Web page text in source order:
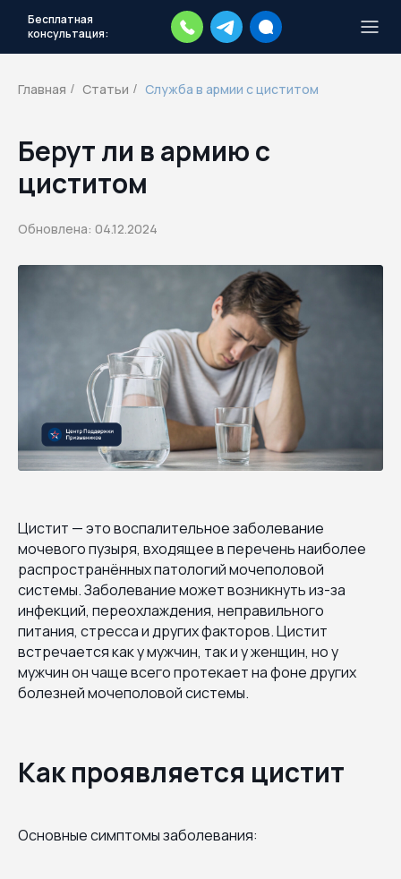
Бесплатная
консультация:
Главная / Статьи / Служба в армии с циститом
Берут ли в армию с
циститом
Обновлена: 04.12.2024
Цистит — это воспалительное заболевание
мочевого пузыря, входящее в перечень наиболее
распространённых патологий мочеполовой
системы. Заболевание может возникнуть из-за
инфекций, переохлаждения, неправильного
питания, стресса и других факторов. Цистит
встречается как у мужчин, так и у женщин, но у
мужчин он чаще всего протекает на фоне других
болезней мочеполовой системы.
Как проявляется цистит
Основные симптомы заболевания:
каждый день.
действий